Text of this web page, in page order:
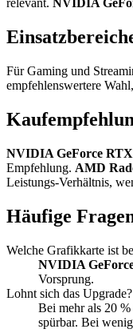
relevant. NVIDIA
Für Gaming und
empfehlenswertere
NVIDIA GeForce RTX
Empfehlung. AMD
Leistungs-Verhältnis,
Häufige
Welche Grafikkarte ist
NVIDIA
Vorsprung.
Lohnt sich das Upgrade?
Bei mehr als 20
spürbar. Bei